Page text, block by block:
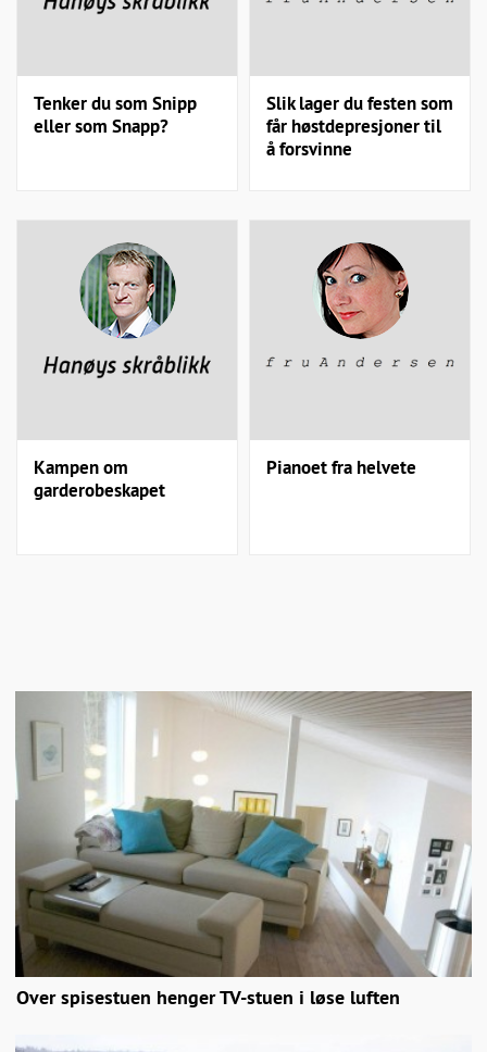
Tenker du som Snipp
eller som Snapp?
Slik lager du festen som
får høstdepresjoner til
å forsvinne
Kampen om
garderobeskapet
Pianoet fra helvete
Over spisestuen henger TV-stuen i løse luften